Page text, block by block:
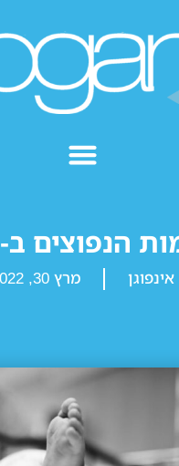
הנפוצים ב-2018
אינפוגן מרץ 30, 2022